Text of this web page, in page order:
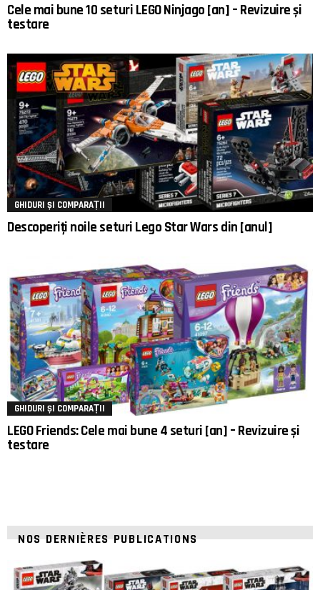
Cele mai bune 10 seturi LEGO Ninjago [an] – Revizuire și
testare
GHIDURI ȘI COMPARAȚII
Descoperiți noile seturi Lego Star Wars din [anul]
GHIDURI ȘI COMPARAȚII
LEGO Friends: Cele mai bune 4 seturi [an] – Revizuire și
testare
NOS DERNIÈRES PUBLICATIONS